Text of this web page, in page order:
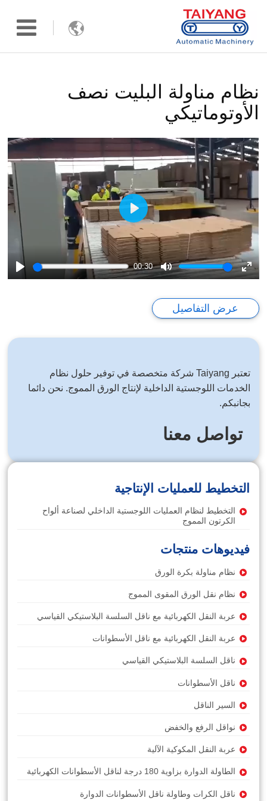

نظام مناولة البليت نصف
الأوتوماتيكي
Play
00:30
Mute
Play
عرض التفاصيل
تعتبر Taiyang شركة متخصصة في توفير حلول نظام
الخدمات اللوجستية الداخلية لإنتاج الورق المموج. نحن دائما
بجانبكم.
تواصل معنا
التخطيط للعمليات الإنتاجية
التخطيط لنظام العمليات اللوجستية الداخلي لصناعة ألواح
الكرتون المموج
فيديوهات منتجات
نظام مناولة بكرة الورق
نظام نقل الورق المقوى المموج
عربة النقل الكهربائية مع ناقل السلسة البلاستيكي القياسي
عربة النقل الكهربائية مع ناقل الأسطوانات
ناقل السلسة البلاستيكي القياسي
ناقل الأسطوانات
السير الناقل
نواقل الرفع والخفض
عربة النقل المكوكية الآلية
الطاولة الدوارة بزاوية 180 درجة لناقل الأسطوانات الكهربائية
ناقل الكرات وطاولة ناقل الأسطوانات الدوارة